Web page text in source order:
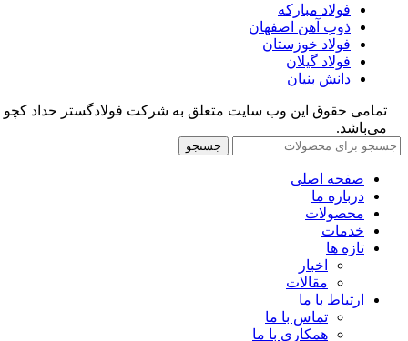
فولاد مبارکه
ذوب آهن اصفهان
فولاد خوزستان
فولاد گیلان
دانش بنیان
تمامی حقوق این وب سایت متعلق به شرکت فولادگستر حداد کچو
می‌باشد.
جستجو
صفحه اصلی
درباره ما
محصولات
خدمات
تازه ها
اخبار
مقالات
ارتباط با ما
تماس با ما
همکاری با ما